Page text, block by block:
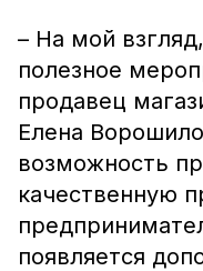
– На мой
полезное
продавец
Елена
возможность
качественную
появляется